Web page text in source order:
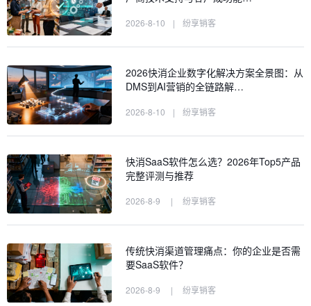
2026-8-10 | 纷享销客
2026快消企业数字化解决方案全景图：从
DMS到AI营销的全链路解…
2026-8-10 | 纷享销客
快消SaaS软件怎么选？2026年Top5产品
完整评测与推荐
2026-8-9 | 纷享销客
传统快消渠道管理痛点：你的企业是否需
要SaaS软件？
2026-8-9 | 纷享销客